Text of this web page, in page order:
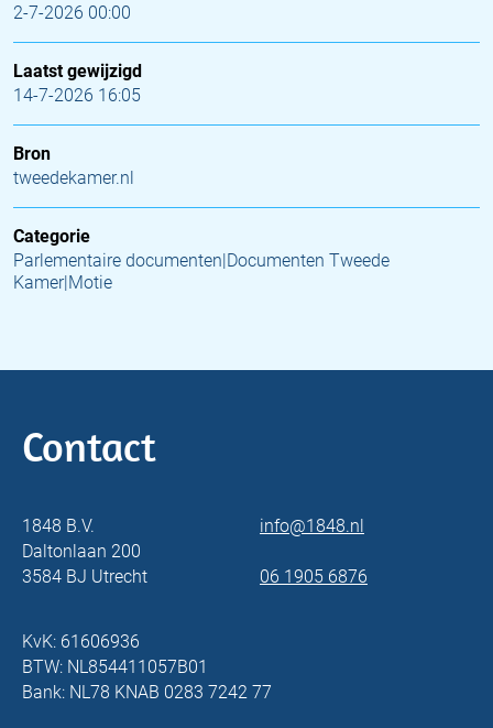
2-7-2026 00:00
Laatst gewijzigd
14-7-2026 16:05
Bron
tweedekamer.nl
Categorie
Parlementaire documenten|Documenten Tweede
Kamer|Motie
Contact
1848 B.V.
Daltonlaan 200
3584 BJ Utrecht
info@1848.nl
06 1905 6876
KvK: 61606936
BTW: NL854411057B01
Bank: NL78 KNAB 0283 7242 77